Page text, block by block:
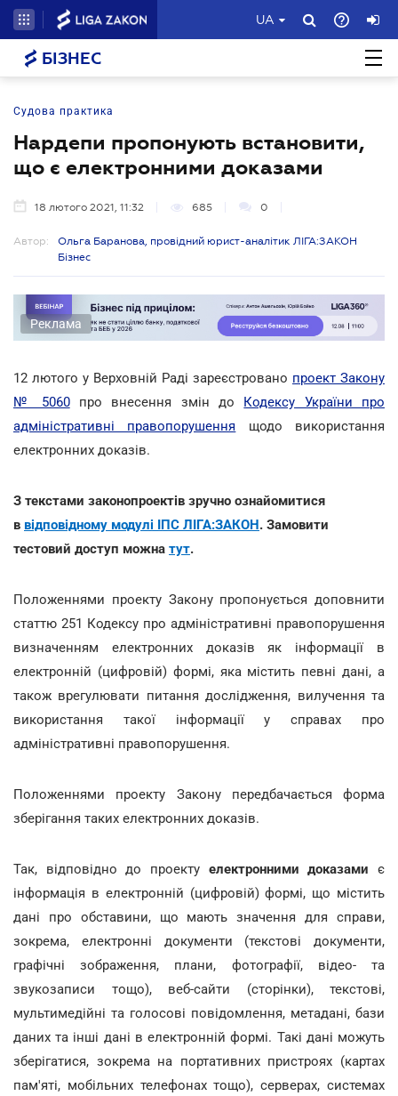
UA
БІЗНЕС
Судова практика
Нардепи пропонують встановити,
що є електронними доказами
18 лютого 2021, 11:32 685 0
Автор:
Ольга Баранова, провідний юрист-аналітик ЛІГА:ЗАКОН
Бізнес
Реклама
12 лютого у Верховній Раді зареєстровано проект Закону
№ 5060про внесення змін до Кодексу України про
адміністративні правопорушення щодо використання
електронних доказів.
З текстами законопроектів зручно ознайомитися
в відповідному модулі ІПС ЛІГА:ЗАКОН. Замовити
тестовий доступ можна тут.
Положеннями проекту Закону пропонується доповнити
статтю 251 Кодексу про адміністративні правопорушення
визначенням електронних доказів як інформації в
електронній (цифровій) формі, яка містить певні дані, а
також врегулювати питання дослідження, вилучення та
використання такої інформації у справах про
адміністративні правопорушення.
Положеннями проекту Закону передбачається форма
зберігання таких електронних доказів.
Так, відповідно до проекту електронними доказами є
інформація в електронній (цифровій) формі, що містить
дані про обставини, що мають значення для справи,
зокрема, електронні документи (текстові документи,
графічні зображення, плани, фотографії, відео- та
звукозаписи тощо), веб-сайти (сторінки), текстові,
мультимедійні та голосові повідомлення, метадані, бази
даних та інші дані в електронній формі. Такі дані можуть
зберігатися, зокрема на портативних пристроях (картах
пам'яті, мобільних телефонах тощо), серверах, системах